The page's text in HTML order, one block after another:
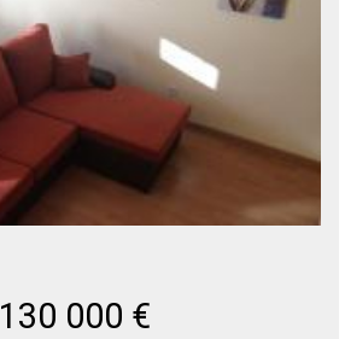
130 000 €